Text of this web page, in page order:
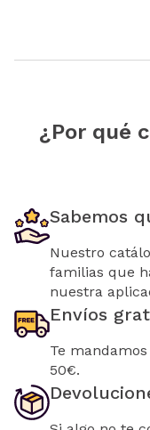
¿Por qué
Sabemos
Nuestro
familias que
nuestra
Envíos
Te
50€.